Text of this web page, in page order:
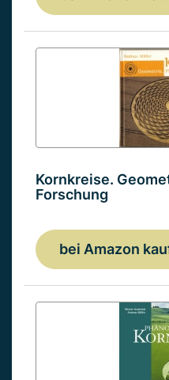
Kornkreise.
Forschung
bei Amazon